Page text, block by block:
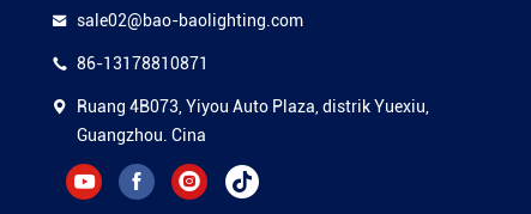
sale02@bao-baolighting.com
86-13178810871
Ruang 4B073, Yiyou Auto Plaza, distrik Yuexiu,
Guangzhou. Cina